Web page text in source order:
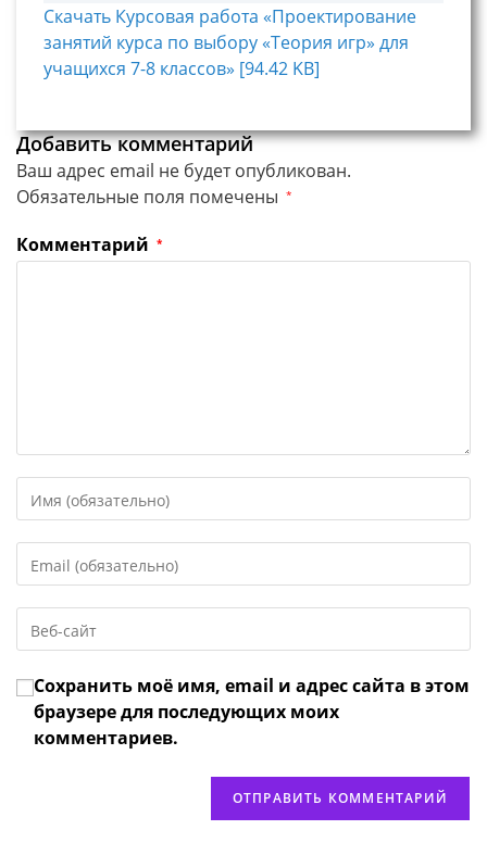
Скачать Курсовая работа «Проектирование
занятий курса по выбору «Теория игр» для
учащихся 7-8 классов» [94.42 KB]
Добавить комментарий
Ваш адрес email не будет опубликован.
Обязательные поля помечены *
Комментарий *
свое
или
имя
чтобы
прокомментировать
свой
адрес,
чтобы
URL
веб-
сайта
(необязательно)
Сохранить моё имя, email и адрес сайта в этом
браузере для последующих моих
комментариев.